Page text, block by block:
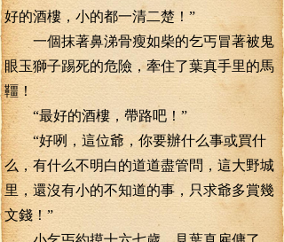
好的酒樓，小的都一清二楚！”
一個抹著鼻涕骨瘦如柴的乞丐冒著被鬼
眼玉獅子踢死的危險，牽住了葉真手里的馬
韁！
“最好的酒樓，帶路吧！”
“好咧，這位爺，你要辦什么事或買什
么，有什么不明白的道道盡管問，這大野城
里，還沒有小的不知道的事，只求爺多賞幾
文錢！”